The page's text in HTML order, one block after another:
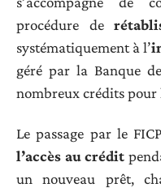
procédure de
systématiquement à l’
géré par la Banque
nombreux crédits pour
Le passage par le
l’accès au crédit
un nouveau prêt,